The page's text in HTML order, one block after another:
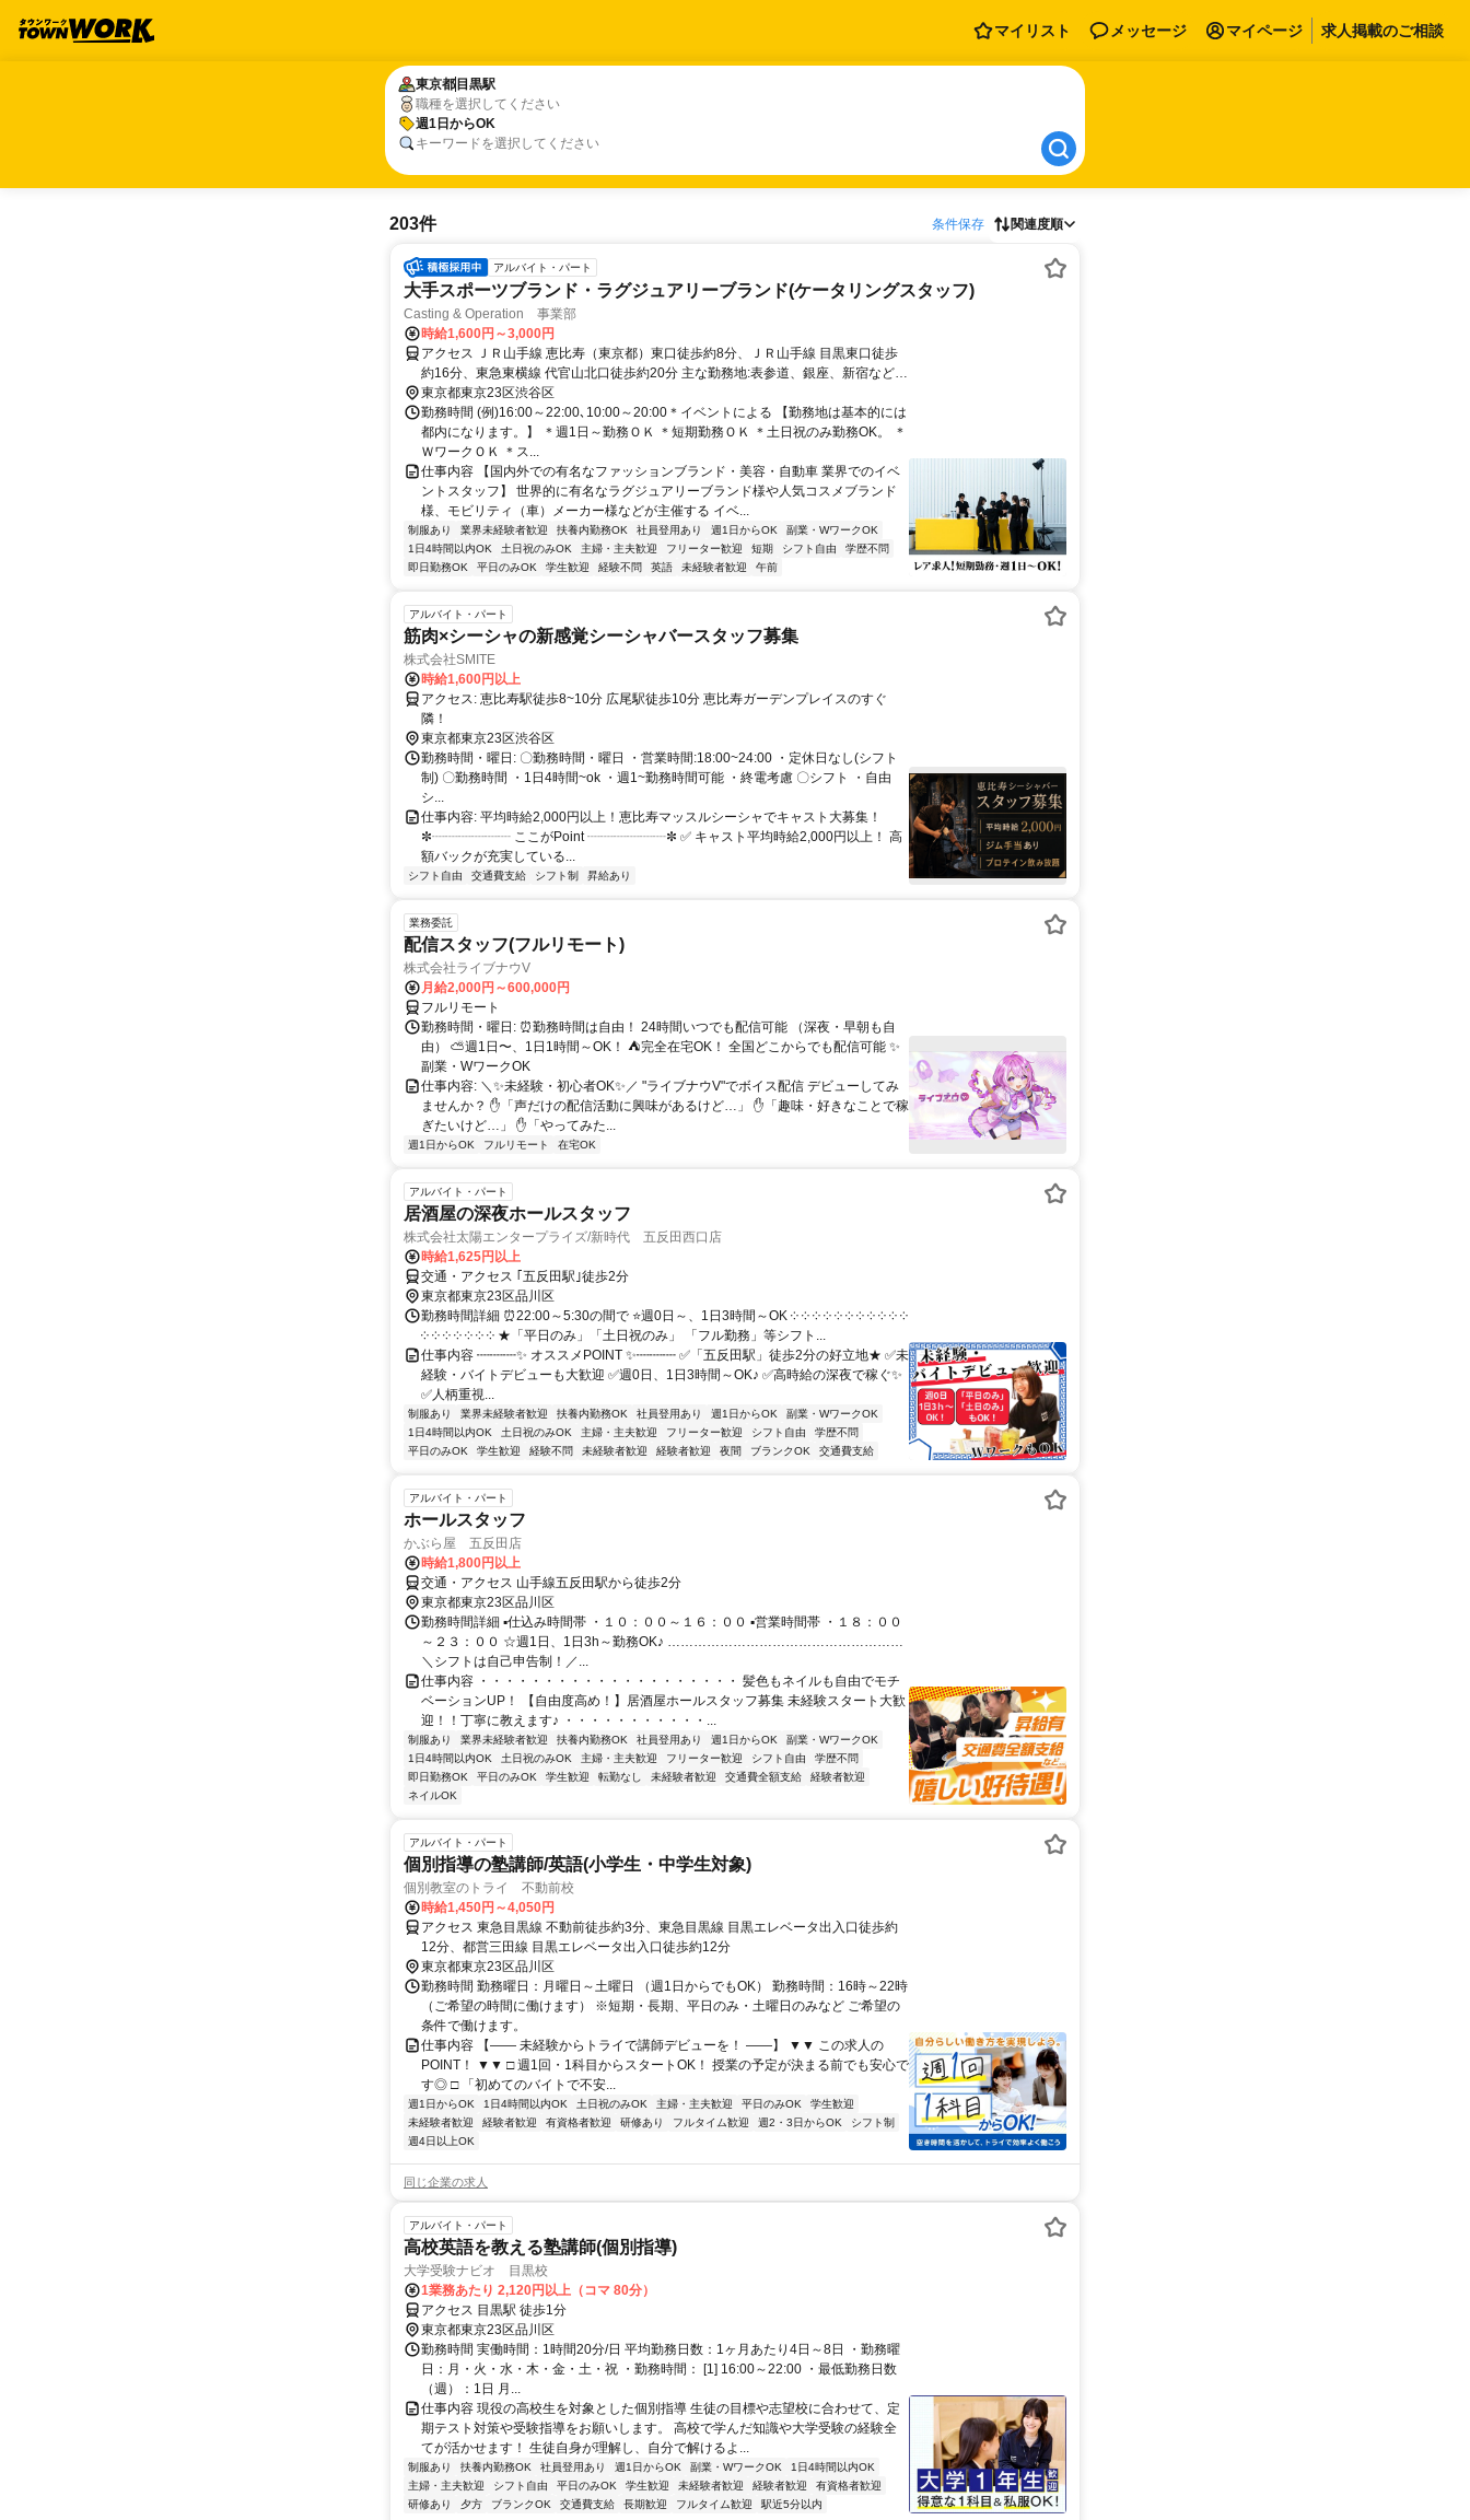
マイリスト メッセージ マイページ 求人掲載のご相談
東京都 目黒駅
職種を選択してください
週1日からOK
キーワードを選択してください
東京都 目黒駅
週1日からOK
203件 条件保存 関連度順
アルバイト・パート
大手スポーツブランド・ラグジュアリーブランド(ケータリングスタッフ)
Casting & Operation 事業部
時給1,600円～3,000円
アクセス ＪＲ山手線 恵比寿（東京都）東口徒歩約8分、ＪＲ山手線 目黒東口徒歩
約16分、東急東横線 代官山北口徒歩約20分 主な勤務地:表参道、銀座、新宿など
（イベント先による）/本社｢恵比寿｣駅徒歩8分
東京都東京23区渋谷区
勤務時間 (例)16:00～22:00､10:00～20:00＊イベントによる 【勤務地は基本的には
都内になります。】 ＊週1日～勤務ＯＫ ＊短期勤務ＯＫ ＊土日祝のみ勤務OK。 ＊
ＷワークＯＫ ＊ス...
仕事内容 【国内外での有名なファッションブランド・美容・自動車 業界でのイベ
ントスタッフ】 世界的に有名なラグジュアリーブランド様や人気コスメブランド
様、モビリティ（車）メーカー様などが主催する イベ...
制服あり 業界未経験者歓迎 扶養内勤務OK 社員登用あり 週1日からOK
副業・WワークOK
1日4時間以内OK
土日祝のみOK 主婦・主夫歓迎 フリーター歓迎 短期 シフト自由
学歴不問
即日勤務OK
平日のみOK 学生歓迎 経験不問 英語 未経験者歓迎 午前
アルバイト・パート
筋肉×シーシャの新感覚シーシャバースタッフ募集
株式会社SMITE
時給1,600円以上
アクセス: 恵比寿駅徒歩8~10分 広尾駅徒歩10分 恵比寿ガーデンプレイスのすぐ
隣！
東京都東京23区渋谷区
勤務時間・曜日: 〇勤務時間・曜日 ・営業時間:18:00~24:00 ・定休日なし(シフト
制) 〇勤務時間 ・1日4時間~ok ・週1~勤務時間可能 ・終電考慮 〇シフト ・自由
シ...
仕事内容: 平均時給2,000円以上！恵比寿マッスルシーシャでキャスト大募集！
✼┈┈┈┈┈┈ ここがPoint ┈┈┈┈┈┈✼ ✅ キャスト平均時給2,000円以上！ 高
額バックが充実している...
シフト自由 交通費支給 シフト制 昇給あり
業務委託
配信スタッフ(フルリモート)
株式会社ライブナウV
月給2,000円～600,000円
フルリモート
勤務時間・曜日: ⏰勤務時間は自由！ 24時間いつでも配信可能 （深夜・早朝も自
由） ⛅週1日〜、1日1時間～OK！ ⛺完全在宅OK！ 全国どこからでも配信可能 ✨
副業・WワークOK
仕事内容: ＼✨未経験・初心者OK✨／ "ライブナウV"でボイス配信 デビューしてみ
ませんか？ ✋「声だけの配信活動に興味があるけど…」 ✋「趣味・好きなことで稼
ぎたいけど…」 ✋「やってみた...
週1日からOK フルリモート 在宅OK
アルバイト・パート
居酒屋の深夜ホールスタッフ
株式会社太陽エンタープライズ/新時代 五反田西口店
時給1,625円以上
交通・アクセス ｢五反田駅｣徒歩2分
東京都東京23区品川区
勤務時間詳細 ⏰22:00～5:30の間で ⭐週0日～、1日3時間～OK ༶ ༶ ༶ ༶ ༶ ༶ ༶ ༶ ༶ ༶ ༶
༶ ༶ ༶ ༶ ༶ ༶ ༶ ★「平日のみ」「土日祝のみ」 「フル勤務」等シフト...
仕事内容 ┉┉┉✨ オススメPOINT ✨┉┉┉ ✅「五反田駅」徒歩2分の好立地★ ✅未
経験・バイトデビューも大歓迎 ✅週0日、1日3時間～OK♪ ✅高時給の深夜で稼ぐ✨
✅人柄重視...
制服あり 業界未経験者歓迎 扶養内勤務OK 社員登用あり 週1日からOK
副業・WワークOK
1日4時間以内OK
土日祝のみOK 主婦・主夫歓迎 フリーター歓迎 シフト自由
学歴不問
平日のみOK
学生歓迎 経験不問 未経験者歓迎 経験者歓迎 夜間 ブランクOK 交通費支給
アルバイト・パート
ホールスタッフ
かぶら屋 五反田店
時給1,800円以上
交通・アクセス 山手線五反田駅から徒歩2分
東京都東京23区品川区
勤務時間詳細 ▪️仕込み時間帯 ・１０：００～１６：００ ▪️営業時間帯 ・１８：００
～２３：００ ☆週1日、1日3h～勤務OK♪ ………………………………………………
＼シフトは自己申告制！／...
仕事内容 ・・・・・・・・・・・・・・・・・・・・ 髪色もネイルも自由でモチ
ベーションUP！ 【自由度高め！】居酒屋ホールスタッフ募集 未経験スタート大歓
迎！！丁寧に教えます♪ ・・・・・・・・・・・...
制服あり 業界未経験者歓迎 扶養内勤務OK 社員登用あり 週1日からOK
副業・WワークOK
1日4時間以内OK
土日祝のみOK 主婦・主夫歓迎 フリーター歓迎 シフト自由
学歴不問
即日勤務OK
平日のみOK 学生歓迎 転勤なし 未経験者歓迎 交通費全額支給
経験者歓迎
ネイルOK
アルバイト・パート
個別指導の塾講師/英語(小学生・中学生対象)
個別教室のトライ 不動前校
時給1,450円～4,050円
アクセス 東急目黒線 不動前徒歩約3分、東急目黒線 目黒エレベータ出入口徒歩約
12分、都営三田線 目黒エレベータ出入口徒歩約12分
東京都東京23区品川区
勤務時間 勤務曜日：月曜日～土曜日 （週1日からでもOK） 勤務時間：16時～22時
（ご希望の時間に働けます） ※短期・長期、平日のみ・土曜日のみなど ご希望の
条件で働けます。
仕事内容 【―― 未経験からトライで講師デビューを！ ――】 ▼▼ この求人の
POINT！ ▼▼ □ 週1回・1科目からスタートOK！ 授業の予定が決まる前でも安心で
す◎ □ 「初めてのバイトで不安...
週1日からOK 1日4時間以内OK 土日祝のみOK 主婦・主夫歓迎 平日のみOK
学生歓迎
未経験者歓迎
経験者歓迎 有資格者歓迎 研修あり フルタイム歓迎 週2・3日からOK
シフト制
週4日以上OK
同じ企業の求人
アルバイト・パート
高校英語を教える塾講師(個別指導)
大学受験ナビオ 目黒校
1業務あたり 2,120円以上（コマ 80分）
アクセス 目黒駅 徒歩1分
東京都東京23区品川区
勤務時間 実働時間：1時間20分/日 平均勤務日数：1ヶ月あたり4日～8日 ・勤務曜
日：月・火・水・木・金・土・祝 ・勤務時間： [1] 16:00～22:00 ・最低勤務日数
（週）：1日 月...
仕事内容 現役の高校生を対象とした個別指導 生徒の目標や志望校に合わせて、定
期テスト対策や受験指導をお願いします。 高校で学んだ知識や大学受験の経験全
てが活かせます！ 生徒自身が理解し、自分で解けるよ...
制服あり 扶養内勤務OK 社員登用あり 週1日からOK 副業・WワークOK
1日4時間以内OK
主婦・主夫歓迎
シフト自由 平日のみOK 学生歓迎 未経験者歓迎 経験者歓迎
有資格者歓迎
研修あり
夕方 ブランクOK 交通費支給 長期歓迎 フルタイム歓迎 駅近5分以内